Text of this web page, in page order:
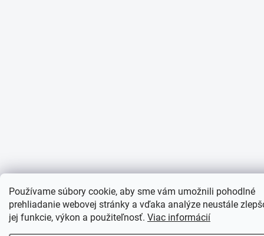
Používame súbory cookie, aby sme vám umožnili pohodlné
prehliadanie webovej stránky a vďaka analýze neustále
jej funkcie, výkon a použiteľnosť. Viac informácií